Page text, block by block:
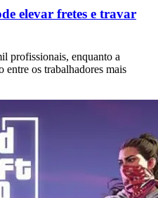
elevar fretes e travar
profissionais, enquanto a
entre os trabalhadores mais